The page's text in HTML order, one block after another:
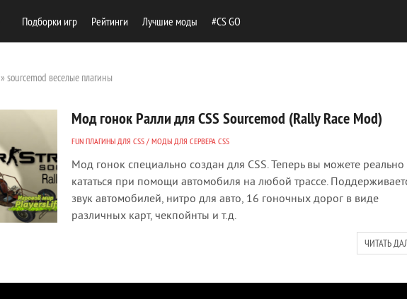
Подборки игр Рейтинги Лучшие моды #CS GO
» sourcemod веселые плагины
Мод гонок Ралли для CSS Sourcemod (Rally Race Mod)
FUN ПЛАГИНЫ ДЛЯ CSS / МОДЫ ДЛЯ СЕРВЕРА CSS
Мод гонок специально создан для CSS. Теперь вы можете реально
кататься при помощи автомобиля на любой трассе.
звук автомобилей, нитро для авто, 16 гоночных дорог в виде
различных карт, чекпойнты и т.д.
ЧИТАТЬ